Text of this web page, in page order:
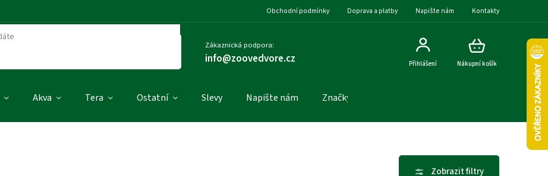
Obchodní podmínky Doprava a platby Napište nám Kontakty
Zákaznická podpora:
info@zoovedvore.cz Nákupní košík
Přihlášení
Akva Tera Ostatní Slevy Napište nám Značky